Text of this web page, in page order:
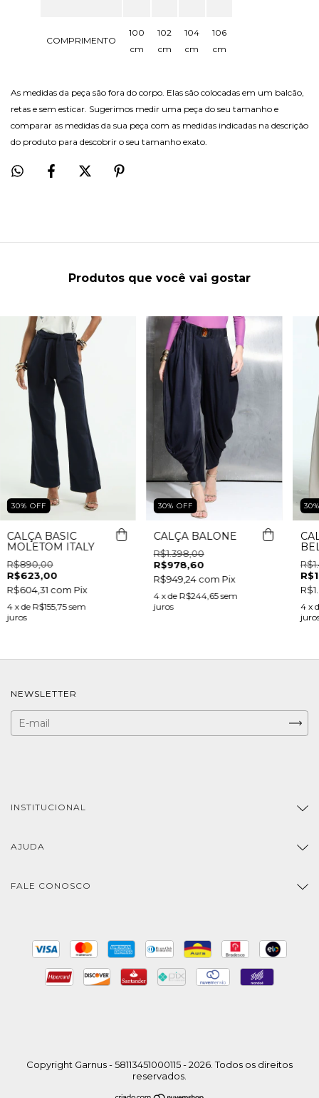
COMPRIMENTO
100
cm
102
cm
104
cm
106
cm
As medidas da peça são fora do corpo. Elas são colocadas em um balcão,
retas e sem esticar. Sugerimos medir uma peça do seu tamanho e
comparar as medidas da sua peça com as medidas indicadas na descrição
do produto para descobrir o seu tamanho exato.
Produtos que você vai gostar
30% OFF
CALÇA BASIC
MOLETOM ITALY
R$890,00
R$623,00
R$604,31 com Pix
4 x de R$155,75 sem
juros
30% OFF
CALÇA BALONE
R$1.398,00
R$978,60
R$949,24com Pix
4 x de R$244,65 sem
juros
30
4 x
NEWSLETTER
INSTITUCIONAL
AJUDA
FALE CONOSCO
Copyright Garnus - 58113451000115 - 2026. Todos os direitos
reservados.